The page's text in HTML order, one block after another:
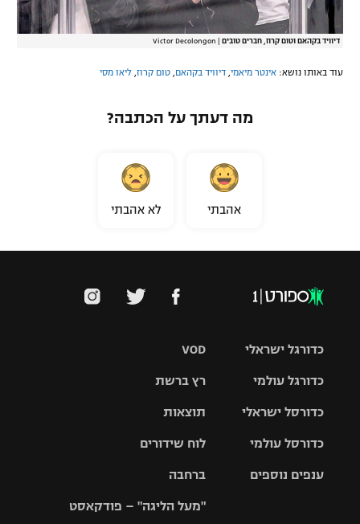
דיוויד בקהאם וטום קרוז, חברים טובים Victor Decolongon
עוד באותו נושא: אינטר מיאמי דיוויד בקהאם טום קרוז ליאו מסי
מה דעתך על הכתבה?
אהבתי לא אהבתי
VOD
רץ ברשת
תוצאות
לוח שידורים
ברחבה
"מעל הליגה" – פודקאסט
כדורגל ישראלי
גביע הטוטו
כדורגל עולמי
האלופות
ליגה
כדורסל ישראלי
סל
כדורסל עולמי
ענפים נוספים